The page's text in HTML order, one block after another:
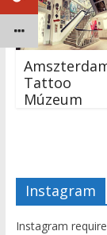
Tattoo
Múzeum
Instagram
Instagram